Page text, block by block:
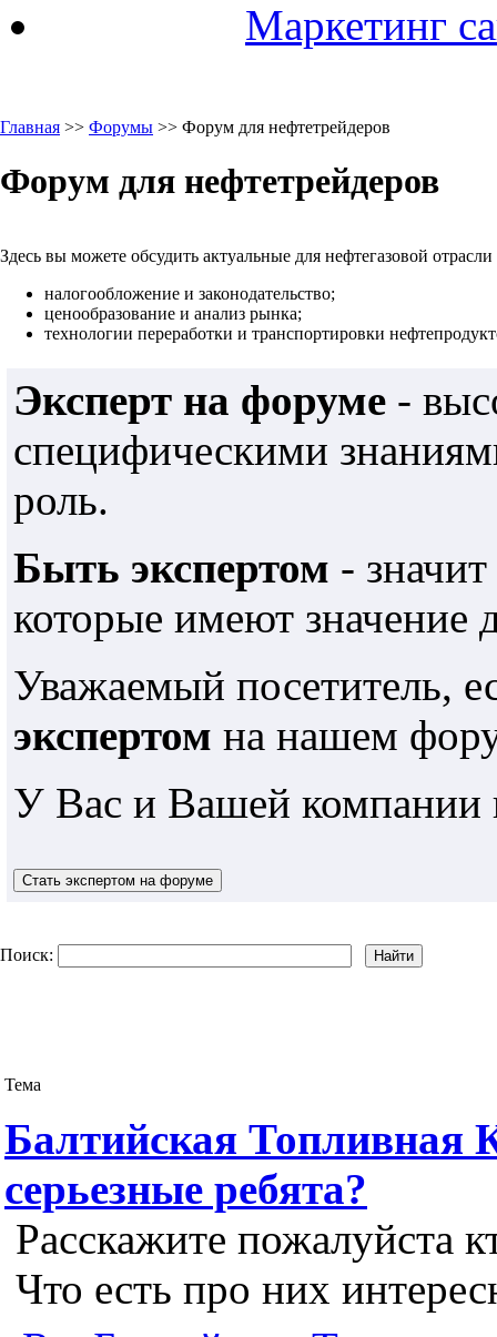
Маркетинг
Главная >> Форумы >> Форум для нефтетрейдеров
Форум для нефтетрейдеров
Здесь вы можете обсудить актуальные для нефтегазовой
налогообложение и законодательство;
ценообразование и анализ рынка;
технологии переработки и транспортировки
Эксперт на форуме -
специфическими
роль.
Быть экспертом -
которые имеют
Уважаемый посетитель,
экспертом на нашем
У Вас и Вашей компании
Поиск:
Тема
Балтийская Топливная
серьезные ребята?
Расскажите пожалуйста
Что есть про них